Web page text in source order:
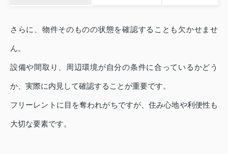
さらに、物件そのものの状態を確認することも欠かせませ
ん。
設備や間取り、周辺環境が自分の条件に合っているかどう
か、実際に内見して確認することが重要です。
フリーレントに目を奪われがちですが、住み心地や利便性も
大切な要素です。